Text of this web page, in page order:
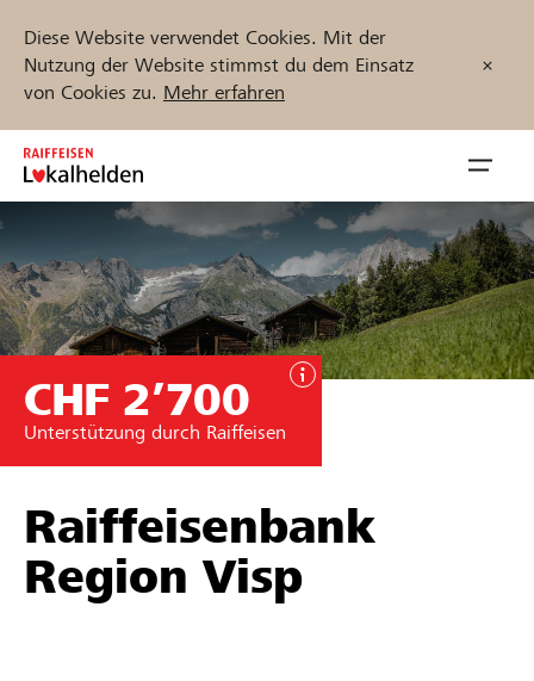
Diese Website verwendet Cookies. Mit der
Nutzung der Website stimmst du dem Einsatz
von Cookies zu. Mehr erfahren
Zum
Inhalt
springen
öffnen
Unterstützen
Hilfe & Support
Partner / Raiffeisenbank
Projekte und Organisationen finden
Jetzt starten
CHF 2’700
Unterstützung durch Raiffeisen
Raiffeisenbank
Region Visp